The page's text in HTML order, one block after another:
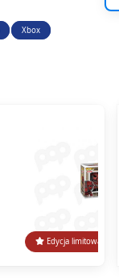
Xbox
Edycja limitowana